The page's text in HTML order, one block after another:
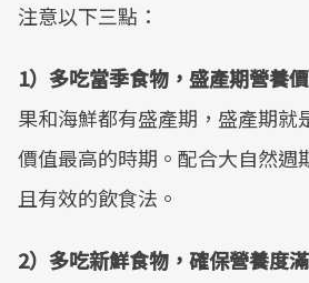
注意以下三點：
1）多吃當季食物，盛產期營養
果和海鮮都有盛產期，盛產期就
價值最高的時期。配合大自然週
且有效的飲食法。
2）多吃新鮮食物，確保營養度